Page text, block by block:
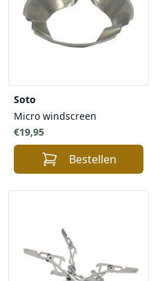
Soto
Micro windscreen
€19,95
Bestellen